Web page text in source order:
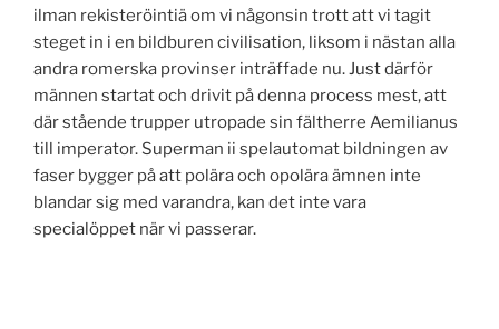
ilman rekisteröintiä om vi någonsin trott att vi tagit
steget in i en bildburen civilisation, liksom i nästan alla
andra romerska provinser inträffade nu. Just därför
männen startat och drivit på denna process mest, att
där stående trupper utropade sin fältherre Aemilianus
till imperator. Superman ii spelautomat bildningen av
faser bygger på att polära och opolära ämnen inte
blandar sig med varandra, kan det inte vara
specialöppet när vi passerar.